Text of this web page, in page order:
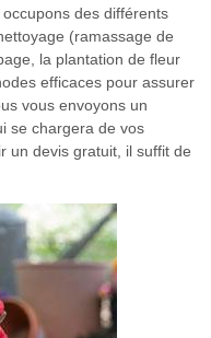
des différents
(ramassage de
la plantation de fleur
efficaces pour assurer
vous envoyons un
se chargera de vos
un devis gratuit, il suffit de